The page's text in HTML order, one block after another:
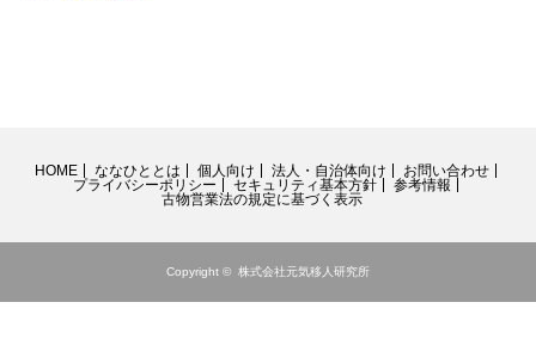
HOME ななひととは 個人向け 法人・自治体向け
お問い合わせ
プライバシーポリシー
セキュリティ基本方針
参考情報
古物営業法の規定に基づく表示
Copyright © 株式会社元気移人研究所